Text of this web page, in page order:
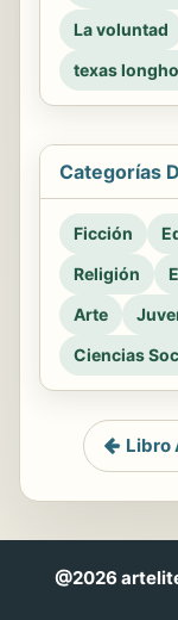
La voluntad
texas
Categorías
Ficción
Religión
Arte
Ciencias
Libro
@2026